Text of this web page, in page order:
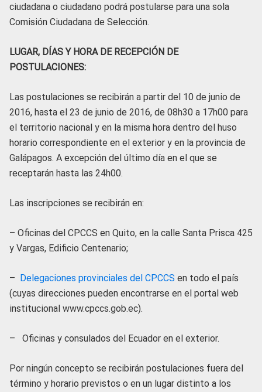
ciudadana o ciudadano podrá postularse para una sola
Comisión Ciudadana de Selección.
LUGAR, DÍAS Y HORA DE RECEPCIÓN DE
POSTULACIONES:
Las postulaciones se recibirán a partir del 10 de junio de
2016, hasta el 23 de junio de 2016, de 08h30 a 17h00 para
el territorio nacional y en la misma hora dentro del huso
horario correspondiente en el exterior y en la provincia de
Galápagos. A excepción del último día en el que se
receptarán hasta las 24h00.
Las inscripciones se recibirán en:
– Oficinas del CPCCS en Quito, en la calle Santa Prisca 425
y Vargas, Edificio Centenario;
– Delegaciones provinciales del CPCCS en todo el país
(cuyas direcciones pueden encontrarse en el portal web
institucional www.cpccs.gob.ec).
– Oficinas y consulados del Ecuador en el exterior.
Por ningún concepto se recibirán postulaciones fuera del
término y horario previstos o en un lugar distinto a los